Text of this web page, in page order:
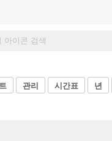
관리 시간표 년